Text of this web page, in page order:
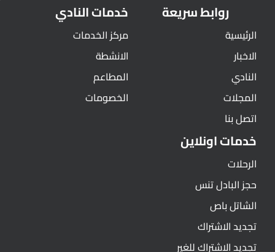
روابط سريعة
الرئيسية
الاخبار
النادي
المجلات
اتصل بنا
خدمات النادي
مركز الخدمات
الانشطة
المطاعم
الخصومات
خدمات اونلاين
الرحلات
حجز البادل تنس
الشاتل باص
تجديد الاشتراك
تجديد الاشتراك للغير